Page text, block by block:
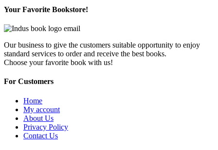
Your Favorite Bookstore!
Our business to give the customers suitable opportunity to enjoy
standard services to order and receive the best books.
Choose your favorite book with us!
For Customers
Home
My account
About Us
Privacy Policy
Contact Us